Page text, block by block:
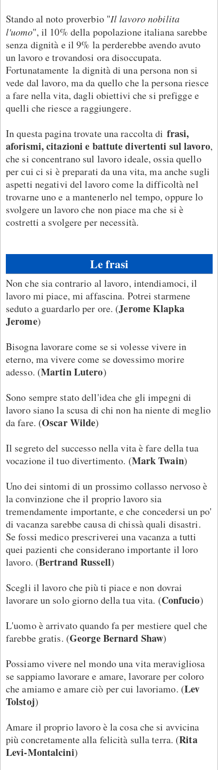
Stando al noto proverbio "Il lavoro nobilita
l'uomo", il 10% della popolazione italiana sarebbe
senza dignità e il 9% la perderebbe avendo avuto
un lavoro e trovandosi ora disoccupata.
Fortunatamente la dignità di una persona non si
vede dal lavoro, ma da quello che la persona riesce
a fare nella vita, dagli obiettivi che si prefigge e
quelli che riesce a raggiungere.
In questa pagina trovate una raccolta di frasi,
aforismi, citazioni e battute divertenti sul lavoro,
che si concentrano sul lavoro ideale, ossia quello
per cui ci si è preparati da una vita, ma anche sugli
aspetti negativi del lavoro come la difficoltà nel
trovarne uno e a mantenerlo nel tempo, oppure lo
svolgere un lavoro che non piace ma che si è
costretti a svolgere per necessità.
Le frasi
Non che sia contrario al lavoro, intendiamoci, il
lavoro mi piace, mi affascina. Potrei starmene
seduto a guardarlo per ore. (Jerome Klapka
Jerome)
Bisogna lavorare come se si volesse vivere in
eterno, ma vivere come se dovessimo morire
adesso. (Martin Lutero)
Sono sempre stato dell'idea che gli impegni di
lavoro siano la scusa di chi non ha niente di meglio
da fare. (Oscar Wilde)
Il segreto del successo nella vita è fare della tua
vocazione il tuo divertimento. (Mark Twain)
Uno dei sintomi di un prossimo collasso nervoso è
la convinzione che il proprio lavoro sia
tremendamente importante, e che concedersi un po'
di vacanza sarebbe causa di chissà quali disastri.
Se fossi medico prescriverei una vacanza a tutti
quei pazienti che considerano importante il loro
lavoro. (Bertrand Russell)
Scegli il lavoro che più ti piace e non dovrai
lavorare un solo giorno della tua vita. (Confucio)
L'uomo è arrivato quando fa per mestiere quel che
farebbe gratis. (George Bernard Shaw)
Possiamo vivere nel mondo una vita meravigliosa
se sappiamo lavorare e amare, lavorare per coloro
che amiamo e amare ciò per cui lavoriamo. (Lev
Tolstoj)
Amare il proprio lavoro è la cosa che si avvicina
più concretamente alla felicità sulla terra. (Rita
Levi-Montalcini)